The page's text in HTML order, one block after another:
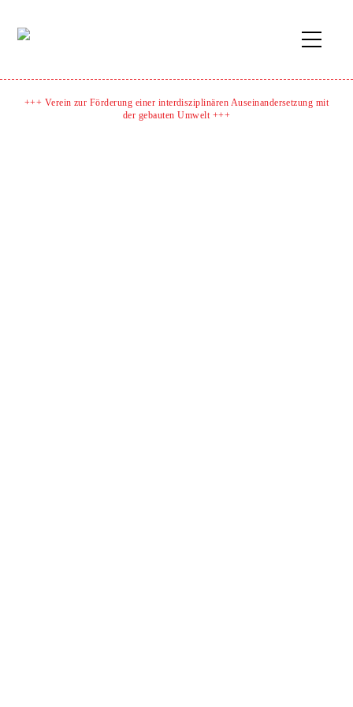
+++ Verein zur Förderung einer interdisziplinären Auseinandersetzung mit
der gebauten Umwelt +++